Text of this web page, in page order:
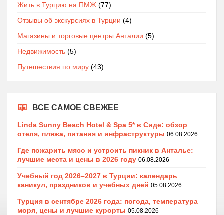
Жить в Турцию на ПМЖ (77)
Отзывы об экскурсиях в Турции (4)
Магазины и торговые центры Анталии (5)
Недвижимость (5)
Путешествия по миру (43)
ВСЕ САМОЕ СВЕЖЕЕ
Linda Sunny Beach Hotel & Spa 5* в Сиде: обзор
отеля, пляжа, питания и инфраструктуры 06.08.2026
Где пожарить мясо и устроить пикник в Анталье:
лучшие места и цены в 2026 году 06.08.2026
Учебный год 2026–2027 в Турции: календарь
каникул, праздников и учебных дней 05.08.2026
Турция в сентябре 2026 года: погода, температура
моря, цены и лучшие курорты 05.08.2026